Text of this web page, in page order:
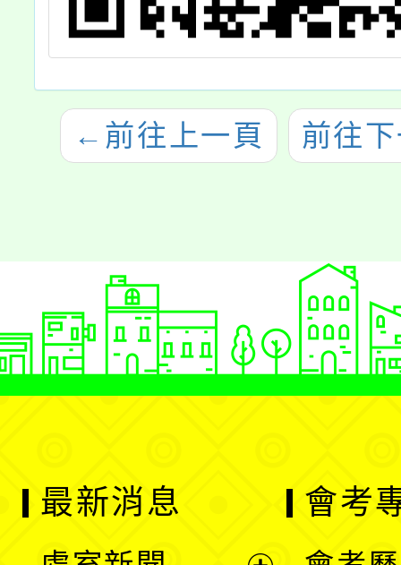
← 前往上一頁 前往
最新消息 會考